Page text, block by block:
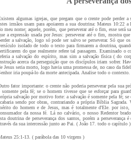
algumas igrejas, que pregam que o crente pode perder
irmãos usam para apoiarem a sua doutrina: Mateus 10:22
meu nome; aquele, porém, que perseverar até o fim, esse será
a expressão usada por Jesus: perseverar até o fim, mostra
a salvação, logo só pode ser salvo se perseverar. Só que
isolado de todo o texto para firmarem a doutrina,
do que realmente refere tal passagem. Examinado o
a salvação do espírito, mas sim a salvação física ( do
acerca da perseguição que os discípulos iriam sofrer.
Jesus seria morto, logo havia uma promessa de, no caso da
iria poupá-lo da morte antecipada. Analise todo o contexto.
fator importante: o crente não poderia perseverar pela sua
somente pela fé; se o homem tivesse que se esforçar para
salvação por motivo forte: a salvação é somente pela fé; se
sendo por obras, contrariando a própria Bíblia
do homem e de Jesus, mas é totalmente d'Ele. por
da nossa fé. Lá no calvário, o nosso Redentor
doutrina de perseverança dos santos, porém a perseverança
da sua intercessão junto ao Pai. ( João 17. todo o capítulo )
25:1-13. ( parábola das 10 virgens )